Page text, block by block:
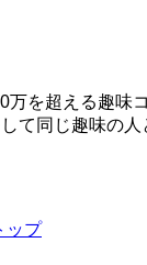
万を超える趣味
て同じ趣味の人
ップ